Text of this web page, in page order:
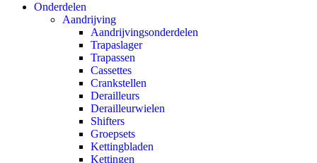
Onderdelen
Aandrijving
Aandrijvingsonderdelen
Trapaslager
Trapassen
Cassettes
Crankstellen
Derailleurs
Derailleurwielen
Shifters
Groepsets
Kettingbladen
Kettingen